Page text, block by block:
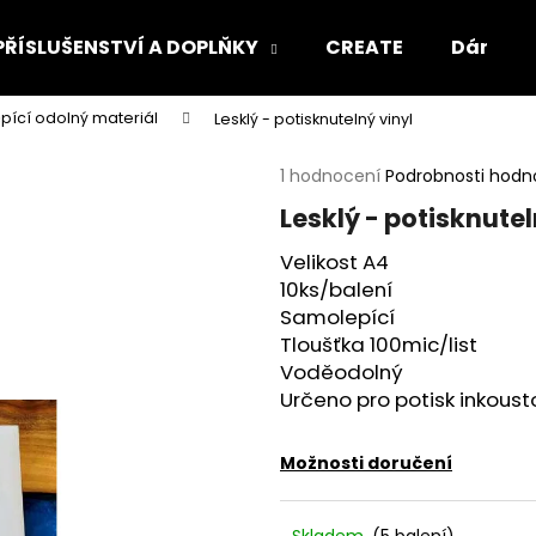
A DOPLŇKY CREATE
odolný materiál Lesklý - potisknutelný vinyl
Průměrné
produktu
5,0
z
5
hvězdiček.
1 hodnocení Podrobnosti
Lesklý -
Velikost A4
10ks/balení
Samolepící
Tloušťka 100mic/list
Voděodolný
Určeno pro potisk
Možnosti doručení
Co potřebujete najít?
HLEDAT